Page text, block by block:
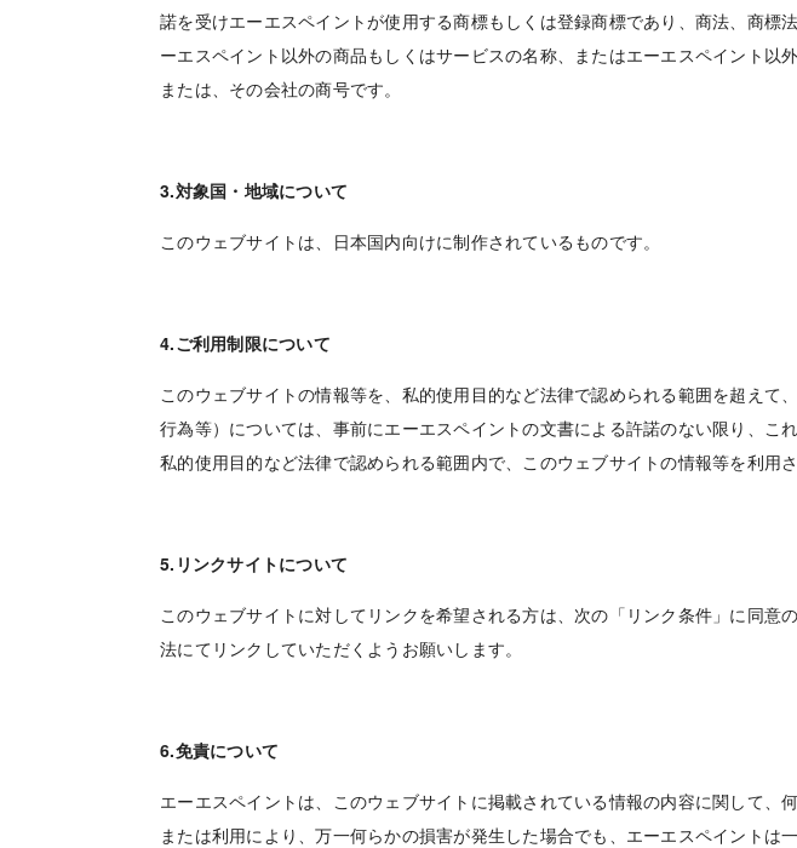
諾を受けエーエスペイントが使用する商標もしくは登録商標であり、商法、商
ーエスペイント以外の商品もしくはサービスの名称、またはエーエスペイント以
または、その会社の商号です。
3.対象国・地域について
このウェブサイトは、日本国内向けに制作されているものです。
4.ご利用制限について
このウェブサイトの情報等を、私的使用目的など法律で認められる範囲を超え
行為等）については、事前にエーエスペイントの文書による許諾のない限り、これ
私的使用目的など法律で認められる範囲内で、このウェブサイトの情報等を利用
5.リンクサイトについて
このウェブサイトに対してリンクを希望される方は、次の「リンク条件」に同
法にてリンクしていただくようお願いします。
6.免責について
エーエスペイントは、このウェブサイトに掲載されている情報の内容に関して
または利用により、万一何らかの損害が発生した場合でも、エーエスペイント